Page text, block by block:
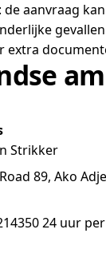
aanvraag
extra
Strikker
89, Ako
24 uur